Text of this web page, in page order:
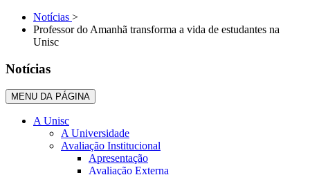
Notícias >
Professor do Amanhã transforma a vida de estudantes na
Unisc
Notícias
MENU DA PÁGINA
A Unisc
A Universidade
Avaliação Institucional
Apresentação
Avaliação Externa